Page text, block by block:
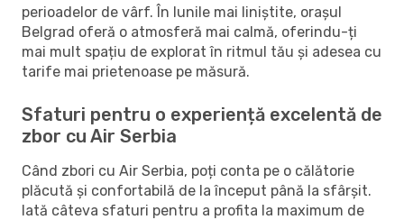
perioadelor de vârf. În lunile mai liniștite, orașul
Belgrad oferă o atmosferă mai calmă, oferindu-ți
mai mult spațiu de explorat în ritmul tău și adesea cu
tarife mai prietenoase pe măsură.
Sfaturi pentru o experiență excelentă de
zbor cu Air Serbia
Când zbori cu Air Serbia, poți conta pe o călătorie
plăcută și confortabilă de la început până la sfârșit.
Iată câteva sfaturi pentru a profita la maximum de